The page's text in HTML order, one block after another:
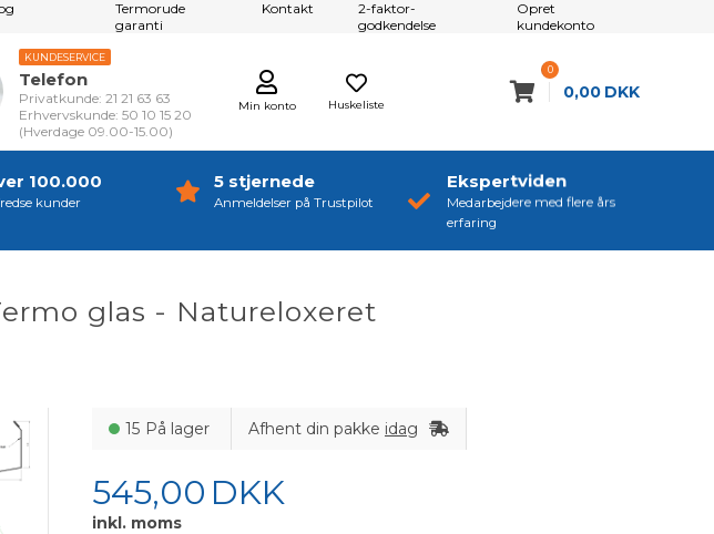
Termorude
garanti
Kontakt
2-faktor-
godkendelse
Opret
kundekonto
Huskeliste
Min konto
KUNDESERVICE
Telefon
Privatkunde: 21 21 63 63
Erhvervskunde: 50 10 15 20
(Hverdage 09.00-15.00)
0
0,00 DKK
100.000
kunder
5 stjernede
Anmeldelser på Trustpilot
Ekspertviden
Medarbejdere med flere års
erfaring
glas - Natureloxeret
15 På lager Afhent din pakke idag
545,00 DKK
inkl. moms